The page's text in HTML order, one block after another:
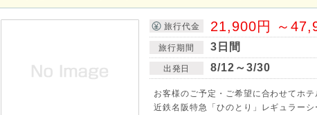
旅行代金 21,900円 ～
旅行期間 3日間
出発日 8/12～3/30
お客様のご予定・ご希望に合わせてホ
近鉄名阪特急「ひのとり」レギュラーシ